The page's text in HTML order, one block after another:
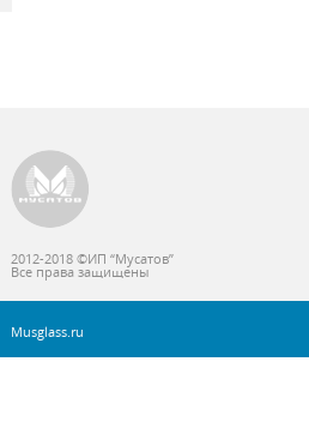
2012-2018 ©ИП “Мусатов”
Все права защищены
Musglass.ru